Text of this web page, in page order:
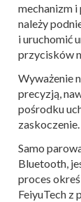
mechanizm i
należy
i uruchomić
przycisków
Wyważenie
precyzją,
pośrodku
zaskoczenie.
Samo
Bluetooth,
proces
FeiyuTech z